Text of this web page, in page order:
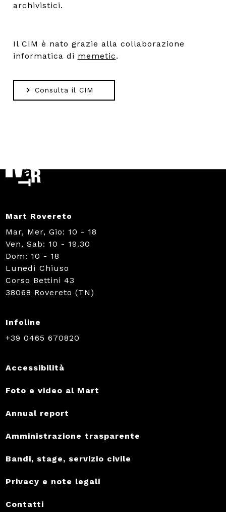
archivistici.
Il CIM è nato grazie alla collaborazione
informatica di memetic.
Consulta il CIM
Mart Rovereto
Mar, Mer, Gio: 10 - 18
Ven, Sab: 10 - 19.30
Dom: 10 - 18
Lunedì Chiuso
Corso Bettini 43
38068 Rovereto (TN)
Infoline
+39 0465 670820
Accessibilità
Foto e video al Mart
Annual report
Amministrazione trasparente
Bandi, stage, servizio civile
Privacy e note legali
Contatti